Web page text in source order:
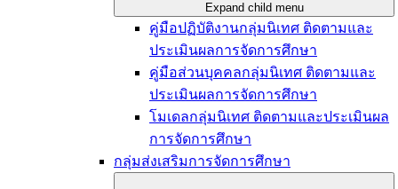
Expand child menu
คู่มือปฏิบัติงานกลุ่มนิเทศ ติดตามและ
ประเมินผลการจัดการศึกษา
คู่มือส่วนบุคคลกลุ่มนิเทศ ติดตามและ
ประเมินผลการจัดการศึกษา
โมเดลกลุ่มนิเทศ ติดตามและประเมินผล
การจัดการศึกษา
กลุ่มส่งเสริมการจัดการศึกษา